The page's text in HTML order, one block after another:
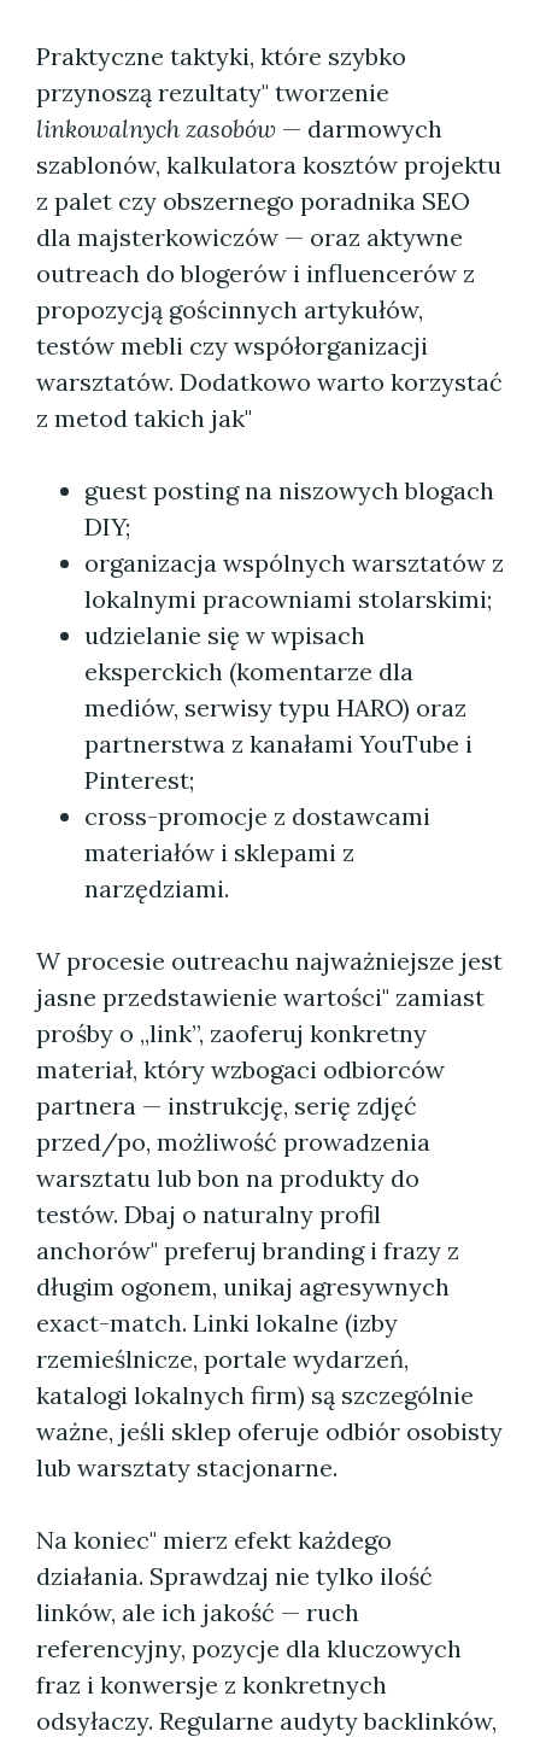
Praktyczne taktyki, które szybko
przynoszą rezultaty" tworzenie
linkowalnych zasobów — darmowych
szablonów, kalkulatora kosztów projektu
z palet czy obszernego poradnika SEO
dla majsterkowiczów — oraz aktywne
outreach do blogerów i influencerów z
propozycją gościnnych artykułów,
testów mebli czy współorganizacji
warsztatów. Dodatkowo warto korzystać
z metod takich jak"
guest posting na niszowych blogach
DIY;
organizacja wspólnych warsztatów z
lokalnymi pracowniami stolarskimi;
udzielanie się w wpisach
eksperckich (komentarze dla
mediów, serwisy typu HARO) oraz
partnerstwa z kanałami YouTube i
Pinterest;
cross-promocje z dostawcami
materiałów i sklepami z
narzędziami.
W procesie outreachu najważniejsze jest
jasne przedstawienie wartości" zamiast
prośby o „link”, zaoferuj konkretny
materiał, który wzbogaci odbiorców
partnera — instrukcję, serię zdjęć
przed/po, możliwość prowadzenia
warsztatu lub bon na produkty do
testów. Dbaj o naturalny profil
anchorów" preferuj branding i frazy z
długim ogonem, unikaj agresywnych
exact-match. Linki lokalne (izby
rzemieślnicze, portale wydarzeń,
katalogi lokalnych firm) są szczególnie
ważne, jeśli sklep oferuje odbiór osobisty
lub warsztaty stacjonarne.
Na koniec" mierz efekt każdego
działania. Sprawdzaj nie tylko ilość
linków, ale ich jakość — ruch
referencyjny, pozycje dla kluczowych
fraz i konwersje z konkretnych
odsyłaczy. Regularne audyty backlinków,